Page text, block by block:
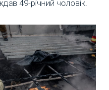
49-річний чоловік.